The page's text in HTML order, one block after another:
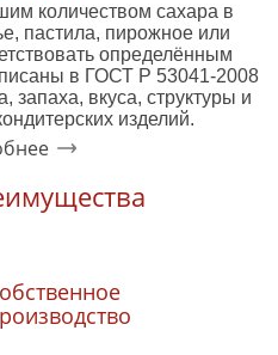
количеством сахара в
пастила, пирожное или
определённым
в ГОСТ Р 53041-2008
запаха, вкуса, структуры и
изделий.